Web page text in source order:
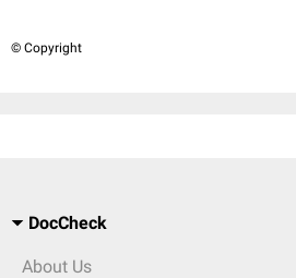
© Copyright
DocCheck
About Us